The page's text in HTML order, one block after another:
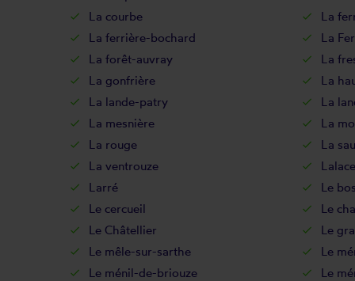
La courbe
La
La ferrière-bochard
La
La forêt-auvray
La
La gonfrière
La
La lande-patry
La
La mesnière
La
La rouge
La
La ventrouze
Larré
Le
Le cercueil
Le
Le Châtellier
Le
Le mêle-sur-sarthe
Le
Le ménil-de-briouze
Le